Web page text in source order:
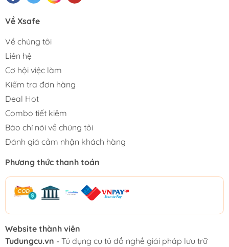
Về Xsafe
Về chúng tôi
Liên hệ
Cơ hội việc làm
Kiểm tra đơn hàng
Deal Hot
Combo tiết kiệm
Báo chí nói về chúng tôi
Đánh giá cảm nhận khách hàng
Phương thức thanh toán
Website thành viên
Tudungcu.vn - Tủ dụng cụ tủ đồ nghề giải pháp lưu trữ